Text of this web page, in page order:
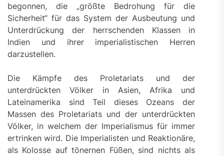
begonnen, die „größte Bedrohung für die
Sicherheit“ für das System der Ausbeutung und
Unterdrückung der herrschenden Klassen in
Indien und ihrer imperialistischen Herren
darzustellen.
Die Kämpfe des Proletariats und der
unterdrückten Völker in Asien, Afrika und
Lateinamerika sind Teil dieses Ozeans der
Massen des Proletariats und der unterdrückten
Völker, in welchem der Imperialismus für immer
ertrinken wird. Die Imperialisten und Reaktionäre,
als Kolosse auf tönernen Füßen, sind nichts als